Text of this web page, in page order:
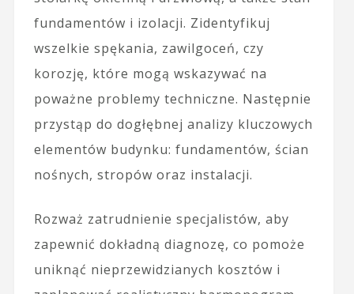
fundamentów i izolacji. Zidentyfikuj
wszelkie spękania, zawilgoceń, czy
korozję, które mogą wskazywać na
poważne problemy techniczne. Następnie
przystąp do dogłębnej analizy kluczowych
elementów budynku: fundamentów, ścian
nośnych, stropów oraz instalacji.
Rozważ zatrudnienie specjalistów, aby
zapewnić dokładną diagnozę, co pomoże
uniknąć nieprzewidzianych kosztów i